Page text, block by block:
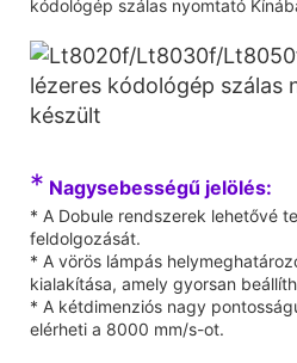
* Nagysebességű jelölés:
* A Dobule rendszerek lehetővé
feldolgozását.
* A vörös lámpás
kialakítása, amely gyorsan
* A kétdimenziós nagy
elérheti a 8000 mm/s-ot.